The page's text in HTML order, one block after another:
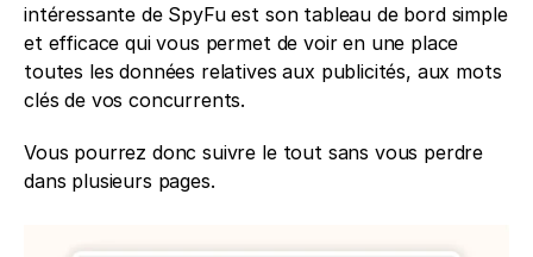
intéressante de SpyFu est son tableau de bord simple
et efficace qui vous permet de voir en une place
toutes les données relatives aux publicités, aux mots
clés de vos concurrents.
Vous pourrez donc suivre le tout sans vous perdre
dans plusieurs pages.